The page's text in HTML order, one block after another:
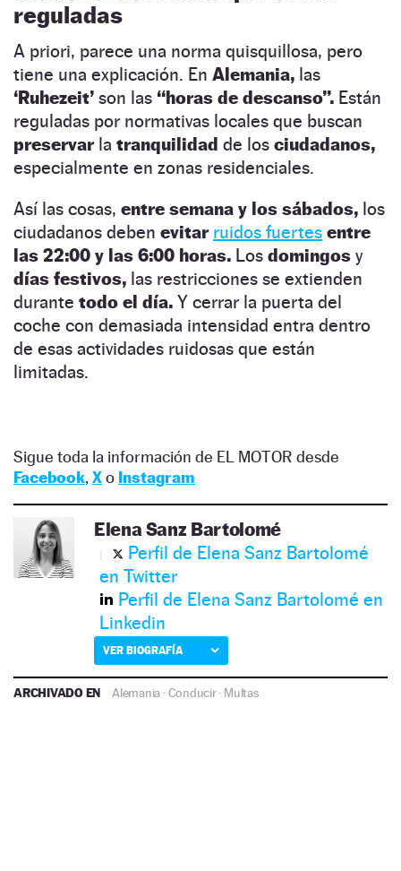
reguladas
A priori, parece una norma quisquillosa, pero
tiene una explicación. En Alemania, las
‘Ruhezeit’ son las “horas de descanso”. Están
reguladas por normativas locales que buscan
preservarla tranquilidad de los ciudadanos,
especialmente en zonas residenciales.
Así las cosas, entre semana y los sábados, los
ciudadanos deben evitar ruidos fuertes entre
las 22:00 y las 6:00 horas. Los domingos y
días festivos, las restricciones se extienden
durante todo el día. Y cerrar la puerta del
coche con demasiada intensidad entra dentro
de esas actividades ruidosas que están
limitadas.
Sigue toda la información de EL MOTOR desde
Facebook, Xo Instagram
Elena Sanz Bartolomé
Perfil de Elena Sanz Bartolomé
en Twitter
Perfil de Elena Sanz Bartolomé en
Linkedin
VER BIOGRAFÍA
ARCHIVADO EN Alemania ·Conducir· Multas